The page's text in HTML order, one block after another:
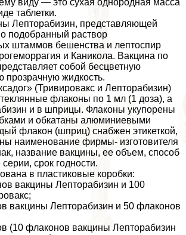
виду — это сухая однородная масса
таблетки.
Лепторабизин, представляющей
подобранный раствор
штаммов бешенства и лептоспир
и Каникола. Вакцина по
собой бесцветную
жидкость.
(Тривировакс и Лепторабизин)
флаконы по 1 мл (1 доза), а
и в шприцы. Флаконы укупорены
и обкатаны алюминиевыми
флакон (шприц) снабжен этикеткой,
наименование фирмы- изготовителя
название вакцины, ее объем, способ
срок годности.
в пластиковые коробки:
вакцины Лепторабизин и 100
вакцины Лепторабизин и 50 флаконов
(10 флаконов вакцины Лепторабизин